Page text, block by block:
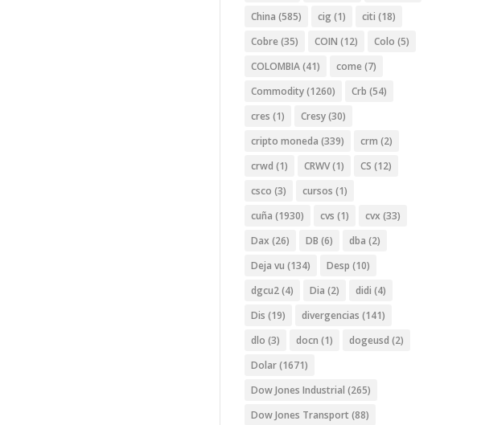
China (585) cig (1) citi (18)
Cobre (35) COIN (12) Colo (5)
COLOMBIA(41) come (7)
Commodity(1260) Crb (54)
cres (1) Cresy(30)
cripto moneda (339) crm (2)
crwd (1) CRWV(1) CS (12)
csco (3) cursos (1)
cuña (1930) cvs (1) cvx (33)
Dax (26) DB (6) dba (2)
Deja vu (134) Desp (10)
dgcu2(4) Dia (2) didi (4)
Dis (19) divergencias (141)
dlo (3) docn (1) dogeusd (2)
Dolar(1671)
Dow Jones Industrial (265)
Dow Jones Transport (88)